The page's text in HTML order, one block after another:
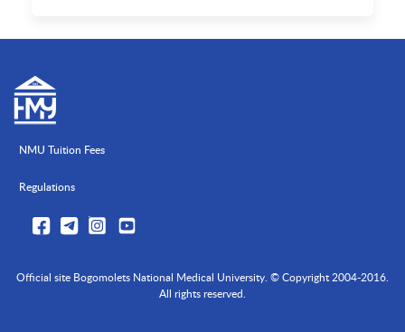
NMU Tuition Fees
Regulations
Official site Bogomolets National Medical University. © Copyright 2004-2016.
All rights reserved.